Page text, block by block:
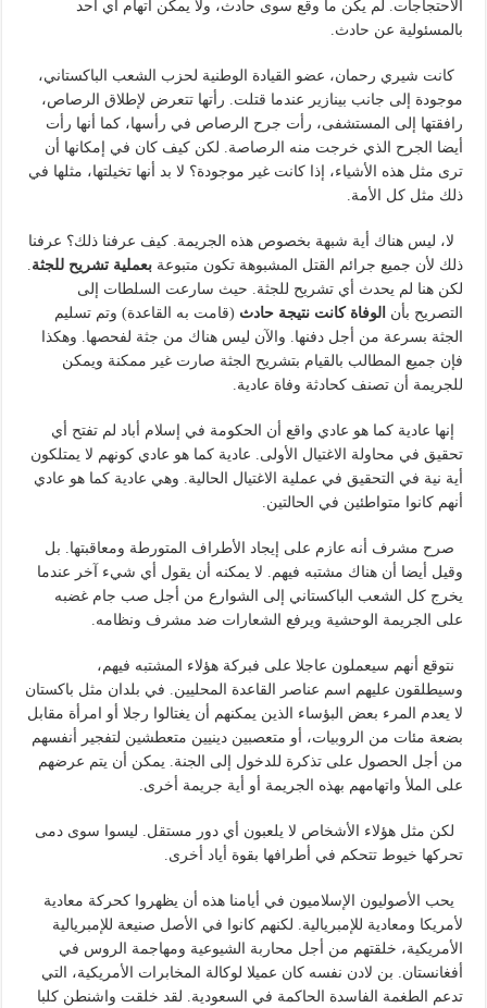
الاحتجاجات. لم يكن ما وقع سوى حادث، ولا يمكن اتهام أي أحد
بالمسئولية عن حادث.
كانت شيري رحمان، عضو القيادة الوطنية لحزب الشعب الباكستاني،
موجودة إلى جانب بينازير عندما قتلت. رأتها تتعرض لإطلاق الرصاص،
رافقتها إلى المستشفى، رأت جرح الرصاص في رأسها، كما أنها رأت
أيضا الجرح الذي خرجت منه الرصاصة. لكن كيف كان في إمكانها أن
ترى مثل هذه الأشياء، إذا كانت غير موجودة؟ لا بد أنها تخيلتها، مثلها في
ذلك مثل كل الأمة.
لا، ليس هناك أية شبهة بخصوص هذه الجريمة. كيف عرفنا ذلك؟ عرفنا
ذلك لأن جميع جرائم القتل المشبوهة تكون متبوعةبعملية تشريح للجثة
لكن هنا لم يحدث أي تشريح للجثة. حيث سارعت السلطات إلى
التصريح بأن الوفاة كانت نتيجة حادث (قامت به القاعدة) وتم تسليم
الجثة بسرعة من أجل دفنها. والآن ليس هناك من جثة لفحصها. وهكذا
فإن جميع المطالب بالقيام بتشريح الجثة صارت غير ممكنة ويمكن
للجريمة أن تصنف كحادثة وفاة عادية.
إنها عادية كما هو عادي واقع أن الحكومة في إسلام أباد لم تفتح أي
تحقيق في محاولة الاغتيال الأولى. عادية كما هو عادي كونهم لا يمتلكون
أية نية في التحقيق في عملية الاغتيال الحالية. وهي عادية كما هو عادي
أنهم كانوا متواطئين في الحالتين.
صرح مشرف أنه عازم على إيجاد الأطراف المتورطة ومعاقبتها. بل
وقيل أيضا أن هناك مشتبه فيهم. لا يمكنه أن يقول أي شيء آخر عندما
يخرج كل الشعب الباكستاني إلى الشوارع من أجل صب جام غضبه
على الجريمة الوحشية ويرفع الشعارات ضد مشرف ونظامه.
نتوقع أنهم سيعملون عاجلا على فبركة هؤلاء المشتبه فيهم،
وسيطلقون عليهم اسم عناصر القاعدة المحليين. في بلدان مثل باكستان
لا يعدم المرء بعض البؤساء الذين يمكنهم أن يغتالوا رجلا أو امرأة مقابل
بضعة مئات من الروبيات، أو متعصبين دينيين متعطشين لتفجير أنفسهم
من أجل الحصول على تذكرة للدخول إلى الجنة. يمكن أن يتم عرضهم
على الملأ واتهامهم بهذه الجريمة أو أية جريمة أخرى.
لكن مثل هؤلاء الأشخاص لا يلعبون أي دور مستقل. ليسوا سوى دمى
تحركها خيوط تتحكم في أطرافها بقوة أياد أخرى.
يحب الأصوليون الإسلاميون في أيامنا هذه أن يظهروا كحركة معادية
لأمريكا ومعادية للإمبريالية. لكنهم كانوا في الأصل صنيعة للإمبريالية
الأمريكية، خلقتهم من أجل محاربة الشيوعية ومهاجمة الروس في
أفغانستان. بن لادن نفسه كان عميلا لوكالة المخابرات الأمريكية، التي
تدعم الطغمة الفاسدة الحاكمة في السعودية. لقد خلقت واشنطن كلبا